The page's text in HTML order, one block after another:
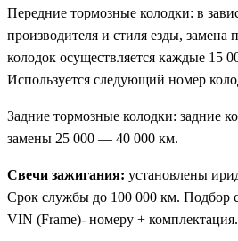
Передние тормозные колодки: в
производителя и стиля езды, замена
колодок осуществляется каждые 15
Используется следующий номер
Задние тормозные колодки: задние
замены 25 000 — 40 000 км.
Свечи зажигания: установлены
Срок службы до 100 000 км. Подбор
VIN (Frame)- номеру + комплектация.